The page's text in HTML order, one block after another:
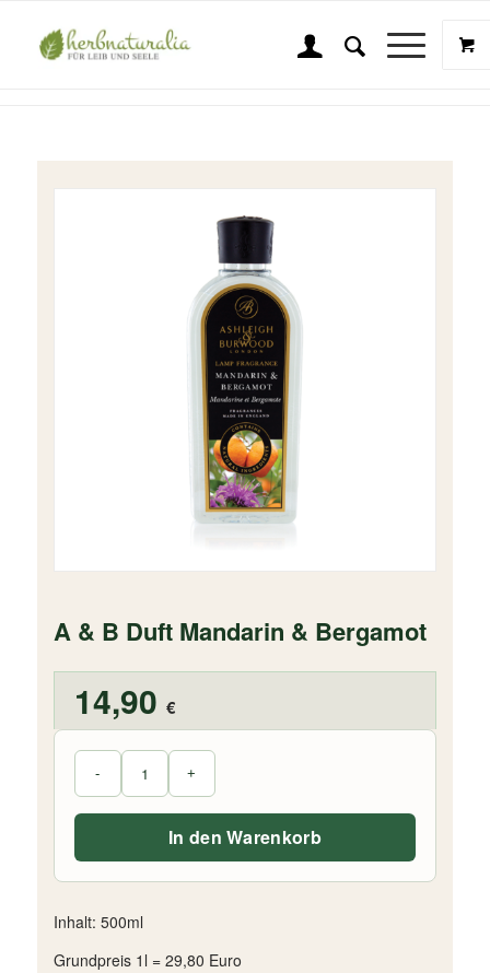
Shop
Sie sind hier: Startseite Wellness & Beauty
Ashleigh & Burwood
A & B Duft Mandarin & Bergamot
14,90 €
Inhalt: 500ml
Grundpreis 1l = 29,80 Euro
In den Warenkorb